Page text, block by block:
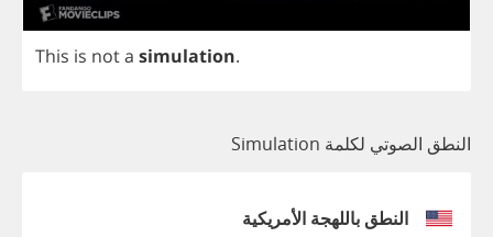
This is nota simulation.
النطق الصوتي لكلمة Simulation
النطق باللهجة الأمريكية